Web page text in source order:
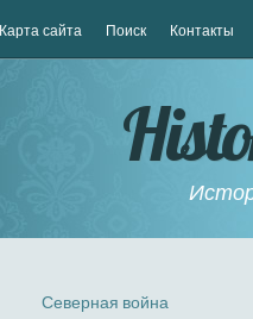
Карта сайта Поиск Контакты
Северная война